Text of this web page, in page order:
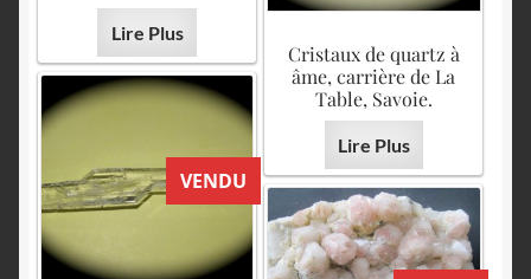
Lire Plus
Cristaux de quartz à
âme, carrière de La
Table, Savoie.
Lire Plus
VENDU